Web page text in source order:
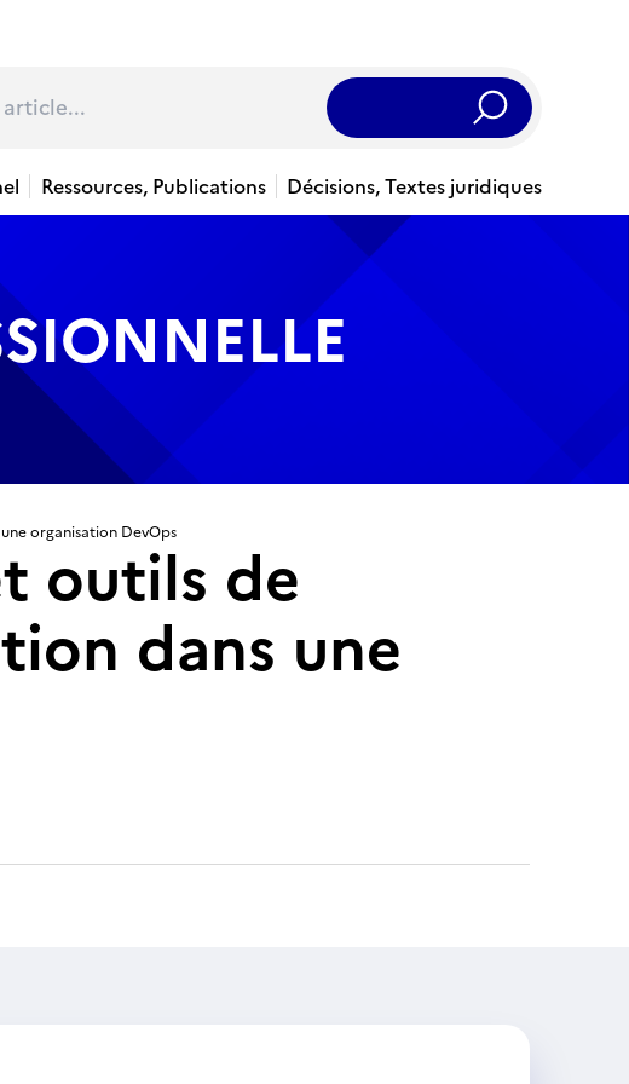
Rechercher
Ressources, Publications Décisions, Textes juridiques
organisation DevOps
outils de
dans une